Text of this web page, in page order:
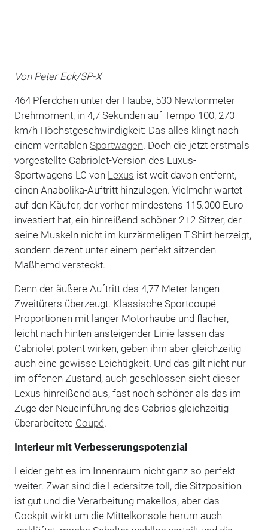
Von Peter Eck/SP-X
464 Pferdchen unter der Haube, 530 Newtonmeter
Drehmoment, in 4,7 Sekunden auf Tempo 100, 270
km/h Höchstgeschwindigkeit: Das alles klingt nach
einem veritablen Sportwagen. Doch die jetzt erstmals
vorgestellte Cabriolet-Version des Luxus-
Sportwagens LC von Lexus ist weit davon entfernt,
einen Anabolika-Auftritt hinzulegen. Vielmehr wartet
auf den Käufer, der vorher mindestens 115.000 Euro
investiert hat, ein hinreißend schöner 2+2-Sitzer, der
seine Muskeln nicht im kurzärmeligen T-Shirt herzeigt,
sondern dezent unter einem perfekt sitzenden
Maßhemd versteckt.
Denn der äußere Auftritt des 4,77 Meter langen
Zweitürers überzeugt. Klassische Sportcoupé-
Proportionen mit langer Motorhaube und flacher,
leicht nach hinten ansteigender Linie lassen das
Cabriolet potent wirken, geben ihm aber gleichzeitig
auch eine gewisse Leichtigkeit. Und das gilt nicht nur
im offenen Zustand, auch geschlossen sieht dieser
Lexus hinreißend aus, fast noch schöner als das im
Zuge der Neueinführung des Cabrios gleichzeitig
überarbeitete Coupé.
Interieur mit Verbesserungspotenzial
Leider geht es im Innenraum nicht ganz so perfekt
weiter. Zwar sind die Ledersitze toll, die Sitzposition
ist gut und die Verarbeitung makellos, aber das
Cockpit wirkt um die Mittelkonsole herum auch